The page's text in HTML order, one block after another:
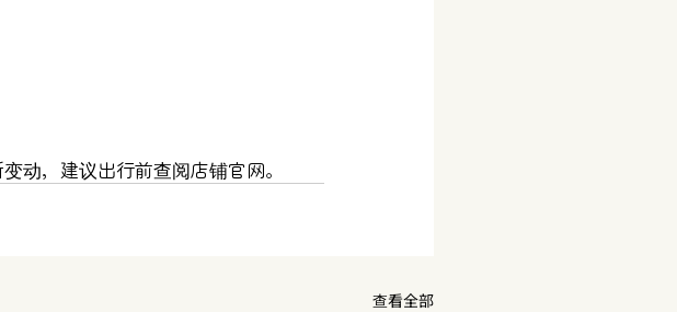
动，建议出行前查阅店铺官网。
查看全部